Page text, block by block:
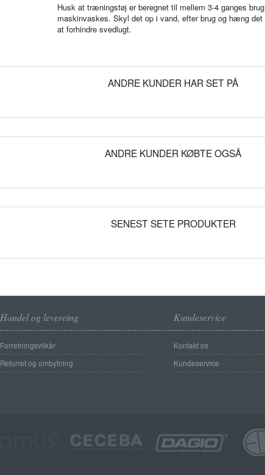
Husk at træningstøj er beregnet til mellem 3-4 ganges
maskinvaskes. Skyl det op i vand, efter brug og hæng det
at forhindre svedlugt.
ANDRE KUNDER HAR SET PÅ
ANDRE KUNDER KØBTE OGSÅ
SENEST SETE PRODUKTER
Handel og levereing
Forretningsvilkår
Returret og ombytning
Kundeservice
Kontakt os
Kundeservice